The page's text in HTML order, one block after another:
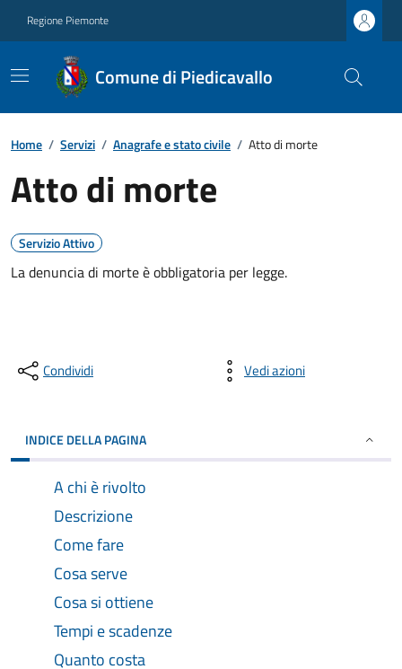
Regione Piemonte
Comune di Piedicavallo
Home / Servizi / Anagrafe e stato civile / Atto di morte
Atto di morte
Servizio Attivo
La denuncia di morte è obbligatoria per legge.
Condividi Vedi azioni
INDICE DELLA PAGINA
A chi è rivolto
Descrizione
Come fare
Cosa serve
Cosa si ottiene
Tempi e scadenze
Quanto costa